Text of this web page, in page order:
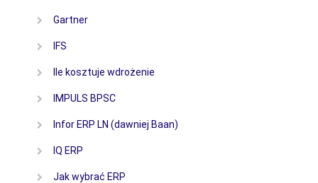
Gartner
IFS
Ile kosztuje wdrożenie
IMPULS BPSC
Infor ERP LN (dawniej Baan)
IQ ERP
Jak wybrać ERP